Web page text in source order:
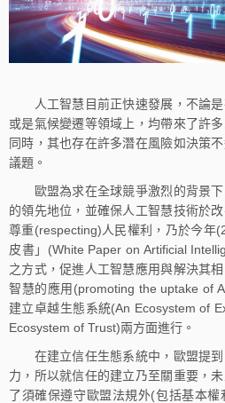
人工智慧目前正快速發展，不論是
或是氣候變遷等領域上，均帶來了許
同時，其也存在許多潛在風險如決策
議題。
歐盟為求在全球競爭激烈的背景下
的領先地位，並確保人工智慧技術於
尊重(respecting)人民權利，乃於今年
皮書」(White Paper on Artificial
之方式，促進人工智慧應用與解決其
智慧的應用(promoting the uptake of
建立卓越生態系統(An Ecosystem of
Ecosystem of Trust)兩方面進行。
在建立信任生態系統中，歐盟提到
力，所以就信任的建立乃至關重要，
了須確保遵守歐盟法規外(包括基本